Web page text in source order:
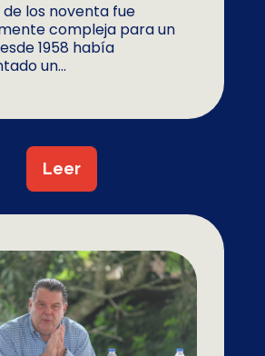
de los noventa fue
compleja para un
1958 había
un...
Leer